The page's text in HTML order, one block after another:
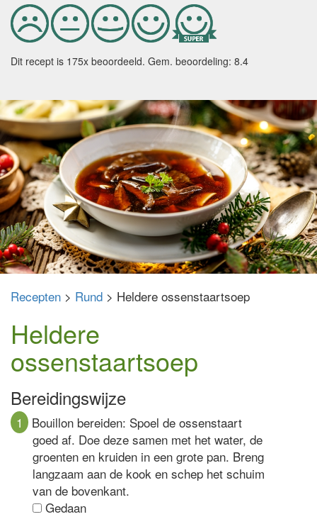
Dit recept is 175x beoordeeld. Gem. beoordeling: 8.4
Recepten > Rund > Heldere ossenstaartsoep
Heldere
ossenstaartsoep
Bereidingswijze
1
Bouillon bereiden: Spoel de ossenstaart
goed af. Doe deze samen met het water, de
groenten en kruiden in een grote pan. Breng
langzaam aan de kook en schep het schuim
van de bovenkant.
Gedaan